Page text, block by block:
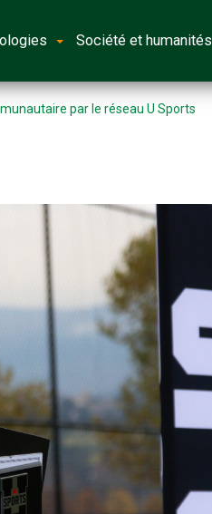
Société et humanités
par le réseau U Sports